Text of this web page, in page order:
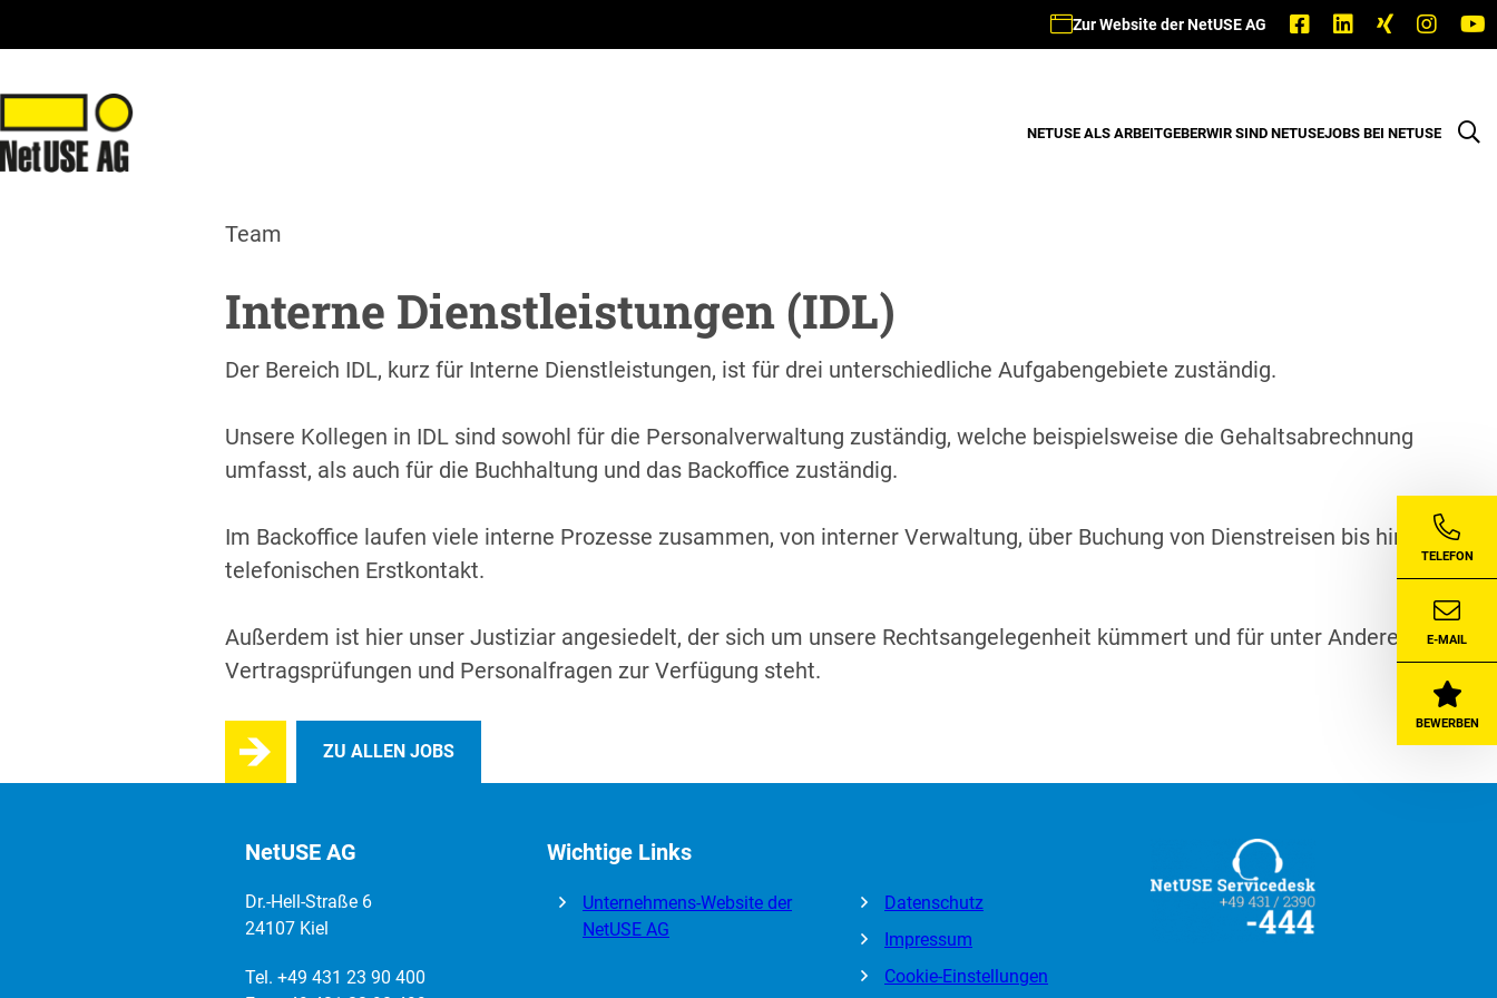
Zur Website der NetUSE AG
NETUSE ALS ARBEITGEBERWIR SIND NETUSEJOBS BEI NETUSE
Team
Interne Dienstleistungen (IDL)
Der Bereich IDL, kurz für Interne Dienstleistungen, ist für drei unterschiedliche Aufgabengebiete zuständig.
Unsere Kollegen in IDL sind sowohl für die Personalverwaltung zuständig, welche beispielsweise die Gehaltsabrechnung
umfasst, als auch für die Buchhaltung und das Backoffice zuständig.
Im Backoffice laufen viele interne Prozesse zusammen, von interner Verwaltung, über Buchung von Dienstreisen bis hin zum
telefonischen Erstkontakt.
Außerdem ist hier unser Justiziar angesiedelt, der sich um unsere Rechtsangelegenheit kümmert und für unter Anderem
Vertragsprüfungen und Personalfragen zur Verfügung steht.
ZU ALLEN JOBS
NetUSE AG
Dr.-Hell-Straße 6
24107 Kiel
Tel. +49 431 23 90 400
Wichtige Links
Unternehmens-Website der
NetUSE AG
Datenschutz
Impressum
Cookie-Einstellungen
TELEFON
E-MAIL
BEWERBEN